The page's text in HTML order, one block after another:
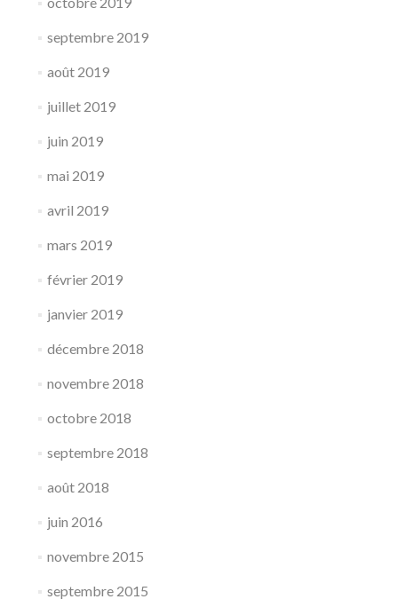
septembre 2019
août 2019
juillet 2019
juin 2019
mai 2019
avril 2019
mars 2019
février 2019
janvier 2019
décembre 2018
novembre 2018
octobre 2018
septembre 2018
août 2018
juin 2016
novembre 2015
septembre 2015